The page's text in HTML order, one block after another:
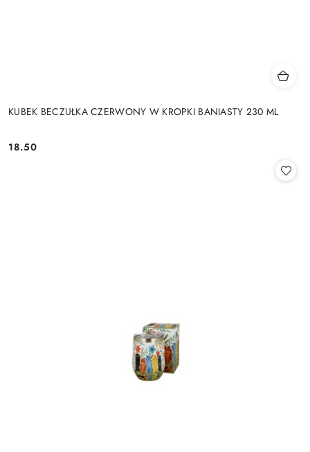
KUBEK BECZUŁKA CZERWONY W KROPKI BANIASTY 230 ML
Cena:
18.50